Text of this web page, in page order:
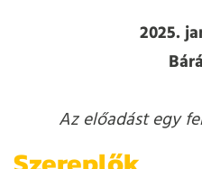
2025.
Az előadást egy